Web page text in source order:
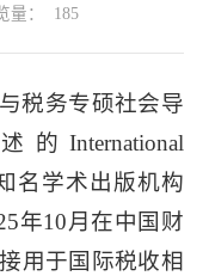
量： 185
税务专硕社会导
International
名学术出版机构
年10月在中国财
用于国际税收相